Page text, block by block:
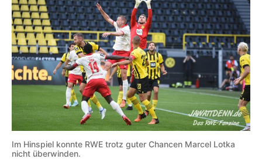
Im Hinspiel konnte RWE trotz guter Chancen Marcel Lotka
nicht überwinden.